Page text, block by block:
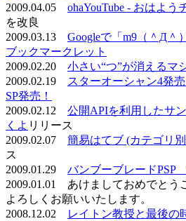
2009.04.05 ohaYouTube - おはよう
を改良
2009.03.13 Googleで「m9（＾Д＾
ブックマークレット
2009.02.20 小さい“つ”が消えるマ
2009.02.19
スターオーシャン4発売
SP発売！
2009.02.12 公開APIを利用したサ
くよ リリース
2009.02.07 簡易はてブ (カテゴリ
ス
2009.01.29 バンブーブレードPSP
2009.01.01 あけましておめでとう
よろしくお願いいたします。
2008.12.02
レイトン教授と最後の